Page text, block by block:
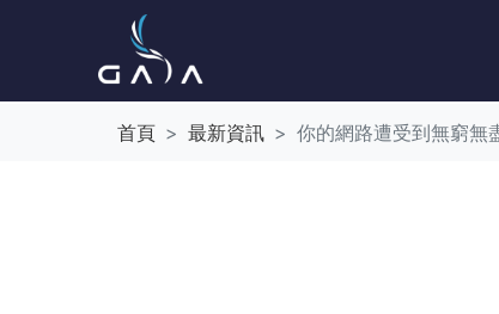
首頁 最新資訊 你的網路遭受到無窮無